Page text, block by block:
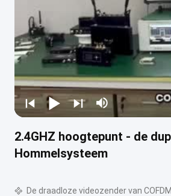
2.4GHZ hoogtepunt - de
Hommelsysteem
De draadloze videozender van COFDM